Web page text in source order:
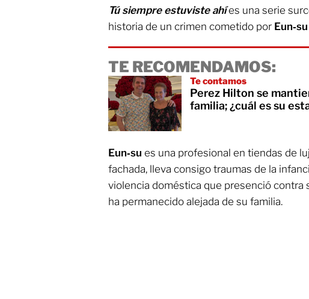
Tú siempre estuviste ahíes una serie
historia de un crimen cometido por Eun‑su
TE RECOMENDAMOS:
Te contamos
Perez Hilton se
familia; ¿cuál es su
Eun‑su es una profesional en tiendas de
fachada, lleva consigo traumas de la
violencia doméstica que presenció contra
ha permanecido alejada de su familia.